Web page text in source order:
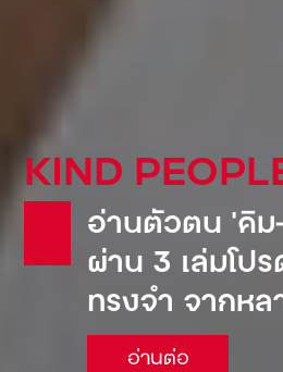
KIND
อ่านตัวตน ‘คิ
ผ่าน 3 เล่มโปร
ทรงจำ จากหล
อ่านต่อ